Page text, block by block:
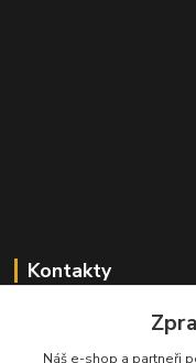
Kontakty
+420 603 824 940
Náš e-shop a partneři